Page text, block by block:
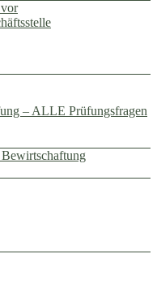
– ALLE Prüfungsfragen